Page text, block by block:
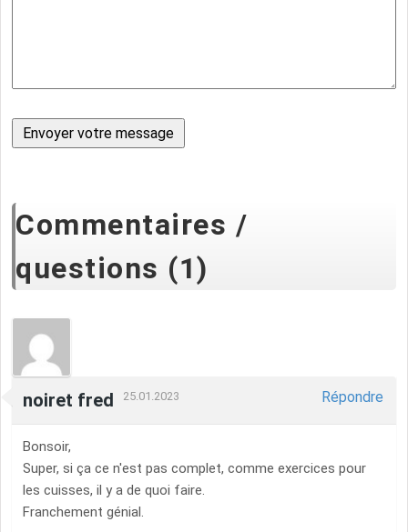
Commentaires /
questions (1)
noiret fred 25.01.2023 Répondre
Bonsoir,
Super, si ça ce n'est pas complet, comme exercices pour
les cuisses, il y a de quoi faire.
Franchement génial.